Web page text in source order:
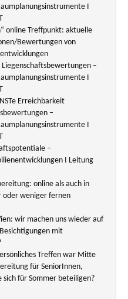
I
online Treffpunkt: aktuelle
Bewertungen von
–
I
Erreichbarkeit
–
I
–
I Leitung
online als auch in
oder weniger fernen
wir machen uns wieder auf
mit
Treffen war Mitte
für SeniorInnen,
sich für Sommer beteiligen?